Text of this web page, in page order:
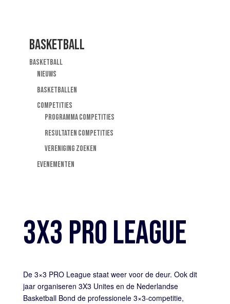
BASKETBALL
BASKETBALL
NIEUWS
BASKETBALLEN
COMPETITIES
PROGRAMMA COMPETITIES
RESULTATEN COMPETITIES
VERENIGING ZOEKEN
EVENEMENTEN
3X3 PRO LEAGUE
De 3×3 PRO League staat weer voor de deur. Ook dit
jaar organiseren 3X3 Unites en de Nederlandse
Basketball Bond de professionele 3×3-competitie,